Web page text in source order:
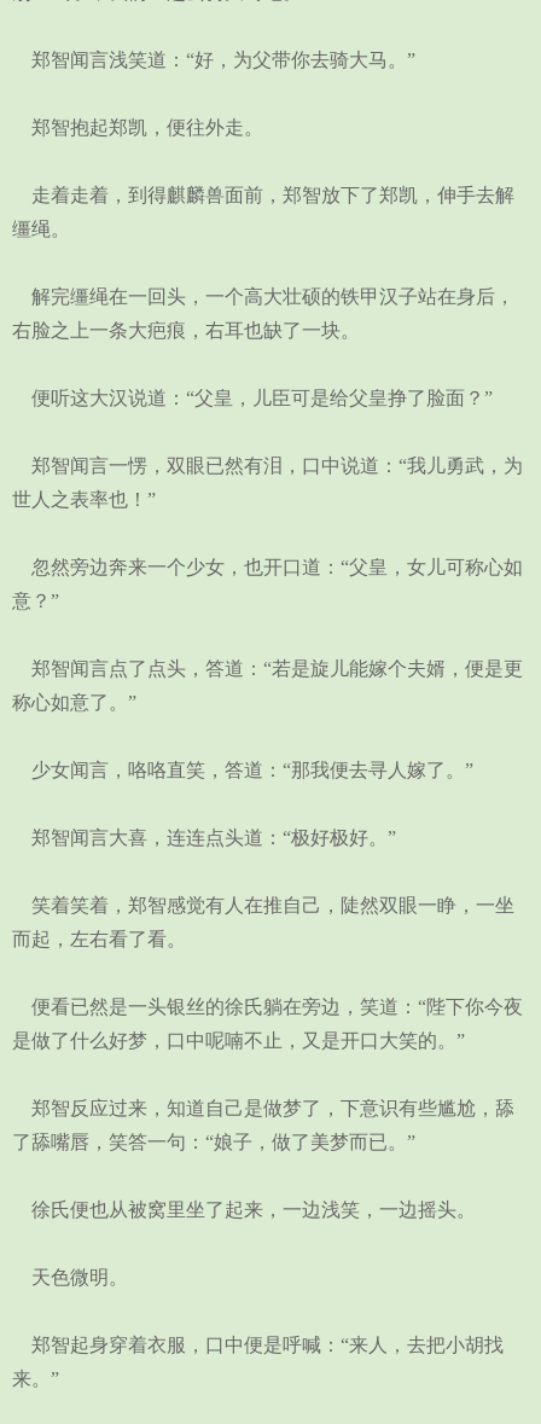
郑智闻言浅笑道：“好，为父带你去骑大马。”
郑智抱起郑凯，便往外走。
走着走着，到得麒麟兽面前，郑智放下了郑凯，伸手去解
缰绳。
解完缰绳在一回头，一个高大壮硕的铁甲汉子站在身后，
右脸之上一条大疤痕，右耳也缺了一块。
便听这大汉说道：“父皇，儿臣可是给父皇挣了脸面？”
郑智闻言一愣，双眼已然有泪，口中说道：“我儿勇武，为
世人之表率也！”
忽然旁边奔来一个少女，也开口道：“父皇，女儿可称心如
意？”
郑智闻言点了点头，答道：“若是旋儿能嫁个夫婿，便是更
称心如意了。”
少女闻言，咯咯直笑，答道：“那我便去寻人嫁了。”
郑智闻言大喜，连连点头道：“极好极好。”
笑着笑着，郑智感觉有人在推自己，陡然双眼一睁，一坐
而起，左右看了看。
便看已然是一头银丝的徐氏躺在旁边，笑道：“陛下你今夜
是做了什么好梦，口中呢喃不止，又是开口大笑的。”
郑智反应过来，知道自己是做梦了，下意识有些尴尬，舔
了舔嘴唇，笑答一句：“娘子，做了美梦而已。”
徐氏便也从被窝里坐了起来，一边浅笑，一边摇头。
天色微明。
郑智起身穿着衣服，口中便是呼喊：“来人，去把小胡找
来。”